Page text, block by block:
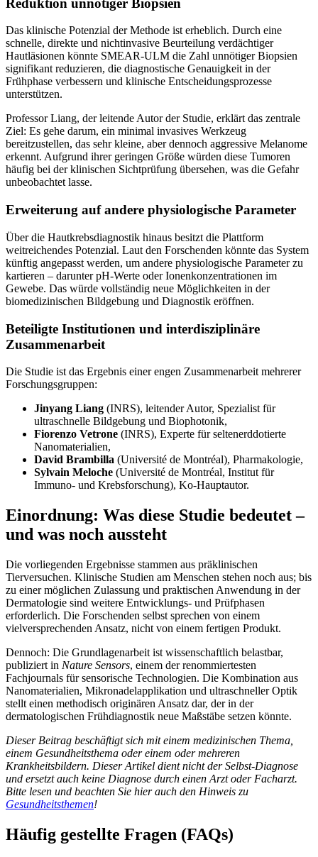
Reduktion unnötiger Biopsien
Das klinische Potenzial der Methode ist erheblich. Durch eine
schnelle, direkte und nichtinvasive Beurteilung verdächtiger
Hautläsionen könnte SMEAR-ULM die Zahl unnötiger Biopsien
signifikant reduzieren, die diagnostische Genauigkeit in der
Frühphase verbessern und klinische Entscheidungsprozesse
unterstützen.
Professor Liang, der leitende Autor der Studie, erklärt das zentrale
Ziel: Es gehe darum, ein minimal invasives Werkzeug
bereitzustellen, das sehr kleine, aber dennoch aggressive Melanome
erkennt. Aufgrund ihrer geringen Größe würden diese Tumoren
häufig bei der klinischen Sichtprüfung übersehen, was die Gefahr
unbeobachtet lasse.
Erweiterung auf andere physiologische Parameter
Über die Hautkrebsdiagnostik hinaus besitzt die Plattform
weitreichendes Potenzial. Laut den Forschenden könnte das System
künftig angepasst werden, um andere physiologische Parameter zu
kartieren – darunter pH-Werte oder Ionenkonzentrationen im
Gewebe. Das würde vollständig neue Möglichkeiten in der
biomedizinischen Bildgebung und Diagnostik eröffnen.
Beteiligte Institutionen und interdisziplinäre
Zusammenarbeit
Die Studie ist das Ergebnis einer engen Zusammenarbeit mehrerer
Forschungsgruppen:
Jinyang Liang (INRS), leitender Autor, Spezialist für
ultraschnelle Bildgebung und Biophotonik,
Fiorenzo Vetrone (INRS), Experte für seltenerddotierte
Nanomaterialien,
David Brambilla (Université de Montréal), Pharmakologie,
Sylvain Meloche (Université de Montréal, Institut für
Immuno- und Krebsforschung), Ko-Hauptautor.
Einordnung: Was diese Studie bedeutet –
und was noch aussteht
Die vorliegenden Ergebnisse stammen aus präklinischen
Tierversuchen. Klinische Studien am Menschen stehen noch aus; bis
zu einer möglichen Zulassung und praktischen Anwendung in der
Dermatologie sind weitere Entwicklungs- und Prüfphasen
erforderlich. Die Forschenden selbst sprechen von einem
vielversprechenden Ansatz, nicht von einem fertigen Produkt.
Dennoch: Die Grundlagenarbeit ist wissenschaftlich belastbar,
publiziert in Nature Sensors, einem der renommiertesten
Fachjournals für sensorische Technologien. Die Kombination aus
Nanomaterialien, Mikronadelapplikation und ultraschneller Optik
stellt einen methodisch originären Ansatz dar, der in der
dermatologischen Frühdiagnostik neue Maßstäbe setzen könnte.
Dieser Beitrag beschäftigt sich mit einem medizinischen Thema,
einem Gesundheitsthema oder einem oder mehreren
Krankheitsbildern. Dieser Artikel dient nicht der Selbst-Diagnose
und ersetzt auch keine Diagnose durch einen Arzt oder Facharzt.
Bitte lesen und beachten Sie hier auch den Hinweis zu
Gesundheitsthemen!
Häufig gestellte Fragen (FAQs)